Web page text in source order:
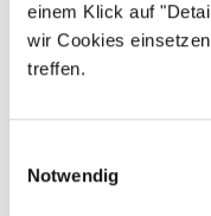
einem Klick auf
wir Cookies
treffen.
Notwendig
Kontakt
Tel.: +49 (0) 521 / 911